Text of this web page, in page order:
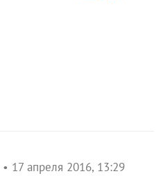
17 апреля 2016, 13:29